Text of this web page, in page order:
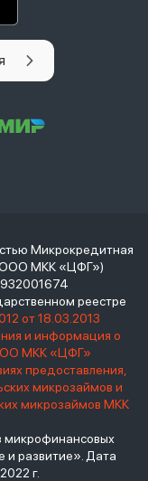
Микрокредитная
МКК «ЦФГ»)
реестре
от 18.03.2013
и информация о
ООО МКК «ЦФГ»
предоставления,
микрозаймов и
микрозаймов МКК
и развитие». Дата
г.